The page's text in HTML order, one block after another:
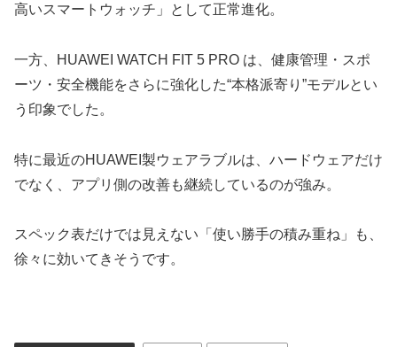
高いスマートウォッチ」として正常進化。
一方、HUAWEI WATCH FIT 5 PRO は、健康管理・スポ
ーツ・安全機能をさらに強化した“本格派寄り”モデルとい
う印象でした。
特に最近のHUAWEI製ウェアラブルは、ハードウェアだけ
でなく、アプリ側の改善も継続しているのが強み。
スペック表だけでは見えない「使い勝手の積み重ね」も、
徐々に効いてきそうです。